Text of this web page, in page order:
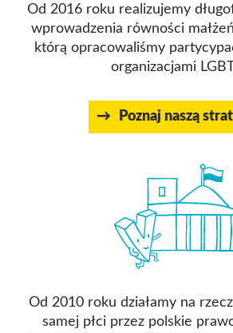
Od 2016 roku realizujemy
wprowadzenia równości
którą opracowaliśmy
organizacjami
Poznaj naszą
Od 2010 roku działamy na
samej płci przez polskie